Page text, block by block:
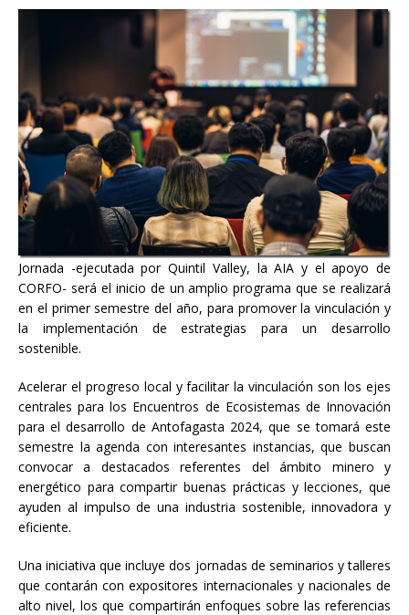
Jornada -ejecutada por Quintil Valley, la AIA y el apoyo de
CORFO- será el inicio de un amplio programa que se realizará
en el primer semestre del año, para promover la vinculación y
la implementación de estrategias para un desarrollo
sostenible.
Acelerar el progreso local y facilitar la vinculación son los ejes
centrales para los Encuentros de Ecosistemas de Innovación
para el desarrollo de Antofagasta 2024, que se tomará este
semestre la agenda con interesantes instancias, que buscan
convocar a destacados referentes del ámbito minero y
energético para compartir buenas prácticas y lecciones, que
ayuden al impulso de una industria sostenible, innovadora y
eficiente.
Una iniciativa que incluye dos jornadas de seminarios y talleres
que contarán con expositores internacionales y nacionales de
alto nivel, los que compartirán enfoques sobre las referencias